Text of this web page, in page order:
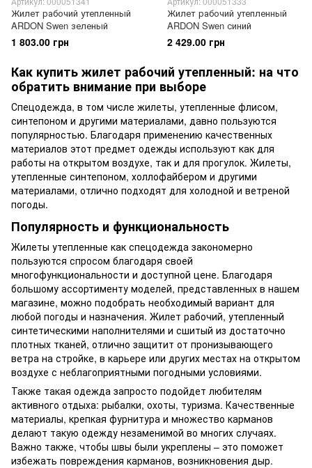
Жилет рабочий утепленный
ARDON Swen зеленый
1 803.00 грн
Жилет рабочий утепленный
ARDON Swen синий
2 429.00 грн
Как купить жилет рабочий утепленный: на что
обратить внимание при выборе
Спецодежда, в том числе жилеты, утепленные флисом,
синтепоном и другими материалами, давно пользуются
популярностью. Благодаря применению качественных
материалов этот предмет одежды используют как для
работы на открытом воздухе, так и для прогулок. Жилеты,
утепленные синтепоном, холлофайбером и другими
материалами, отлично подходят для холодной и ветреной
погоды.
Популярность и функциональность
Жилеты утепленные как спецодежда закономерно
пользуются спросом благодаря своей
многофункциональности и доступной цене. Благодаря
большому ассортименту моделей, представленных в нашем
магазине, можно подобрать необходимый вариант для
любой погоды и назначения. Жилет рабочий, утепленный
синтетическими наполнителями и сшитый из достаточно
плотных тканей, отлично защитит от пронизывающего
ветра на стройке, в карьере или других местах на открытом
воздухе с неблагоприятными погодными условиями.
Также такая одежда запросто подойдет любителям
активного отдыха: рыбалки, охоты, туризма. Качественные
материалы, крепкая фурнитура и множество карманов
делают такую одежду незаменимой во многих случаях.
Важно также, чтобы швы были укреплены – это поможет
избежать повреждения карманов, возникновения дыр.